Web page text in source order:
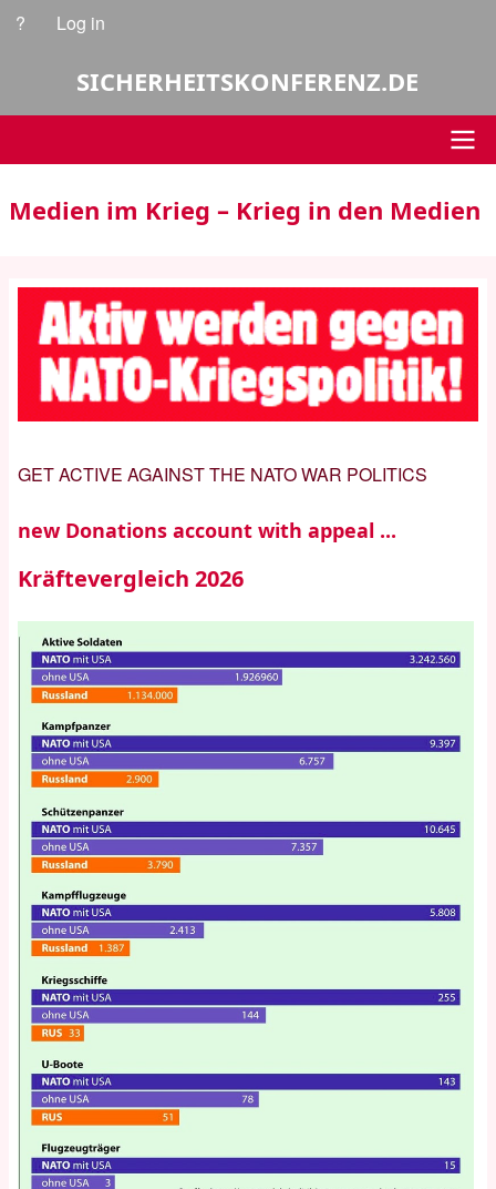
Skip
User
account
menu
? Log in
SICHERHEITSKONFERENZ.DE
Medien im Krieg – Krieg in den Medien
GET ACTIVE AGAINST THE NATO WAR POLITICS
new Donations account with appeal ...
Kräftevergleich 2026